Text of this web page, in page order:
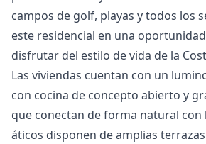
campos de golf, playas y todos los
este residencial en una
disfrutar del estilo de vida de la
Las viviendas cuentan con un
con cocina de concepto abierto y
que conectan de forma natural con
áticos disponen de amplias